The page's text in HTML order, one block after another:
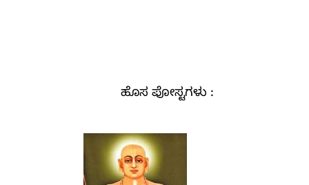
ಹೊಸ ಪೋಸ್ಟಗಳು :